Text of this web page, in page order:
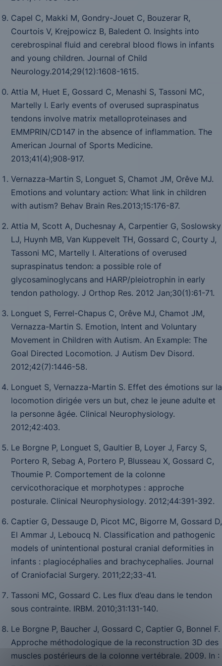
Capel C, Makki M, Gondry-Jouet C, Bouzerar R,
Courtois V, Krejpowicz B, Baledent O. Insights into
cerebrospinal fluid and cerebral blood flows in infants
and young children. Journal of Child
Neurology.2014;29(12):1608-1615.
Attia M, Huet E, Gossard C, Menashi S, Tassoni MC,
Martelly I. Early events of overused supraspinatus
tendons involve matrix metalloproteinases and
EMMPRIN/CD147 in the absence of inflammation. The
American Journal of Sports Medicine.
2013;41(4);908‑917.
Vernazza-Martin S, Longuet S, Chamot JM, Orêve MJ.
Emotions and voluntary action: What link in children
with autism? Behav Brain Res.2013;15:176-87.
Attia M, Scott A, Duchesnay A, Carpentier G, Soslowsky
LJ, Huynh MB, Van Kuppevelt TH, Gossard C, Courty J,
Tassoni MC, Martelly I. Alterations of overused
supraspinatus tendon: a possible role of
glycosaminoglycans and HARP/pleiotrophin in early
tendon pathology. J Orthop Res. 2012 Jan;30(1):61-71.
Longuet S, Ferrel-Chapus C, Orêve MJ, Chamot JM,
Vernazza-Martin S. Emotion, Intent and Voluntary
Movement in Children with Autism. An Example: The
Goal Directed Locomotion. J Autism Dev Disord.
2012;42(7):1446-58.
Longuet S, Vernazza-Martin S. Effet des émotions sur la
locomotion dirigée vers un but, chez le jeune adulte et
la personne âgée. Clinical Neurophysiology.
2012;42:403.
Le Borgne P, Longuet S, Gaultier B, Loyer J, Farcy S,
Portero R, Sebag A, Portero P, Blusseau X, Gossard C,
Thoumie P. Comportement de la colonne
cervicothoracique et morphotypes : approche
posturale. Clinical Neurophysiology. 2012;44:391-392.
Captier G, Dessauge D, Picot MC, Bigorre M, Gossard D,
El Ammar J, Leboucq N. Classification and pathogenic
models of unintentional postural cranial deformities in
infants : plagiocéphalies and brachycephalies. Journal
of Craniofacial Surgery. 2011;22;33-41.
Tassoni MC, Gossard C. Les flux d’eau dans le tendon
sous contrainte. IRBM. 2010;31:131-140.
Le Borgne P, Baucher J, Gossard C, Captier G, Bonnel F.
Approche méthodologique de la reconstruction 3D des
muscles postérieurs de la colonne vertébrale. 2009. In :